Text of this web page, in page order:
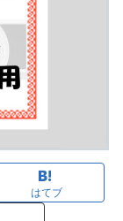
はてブ